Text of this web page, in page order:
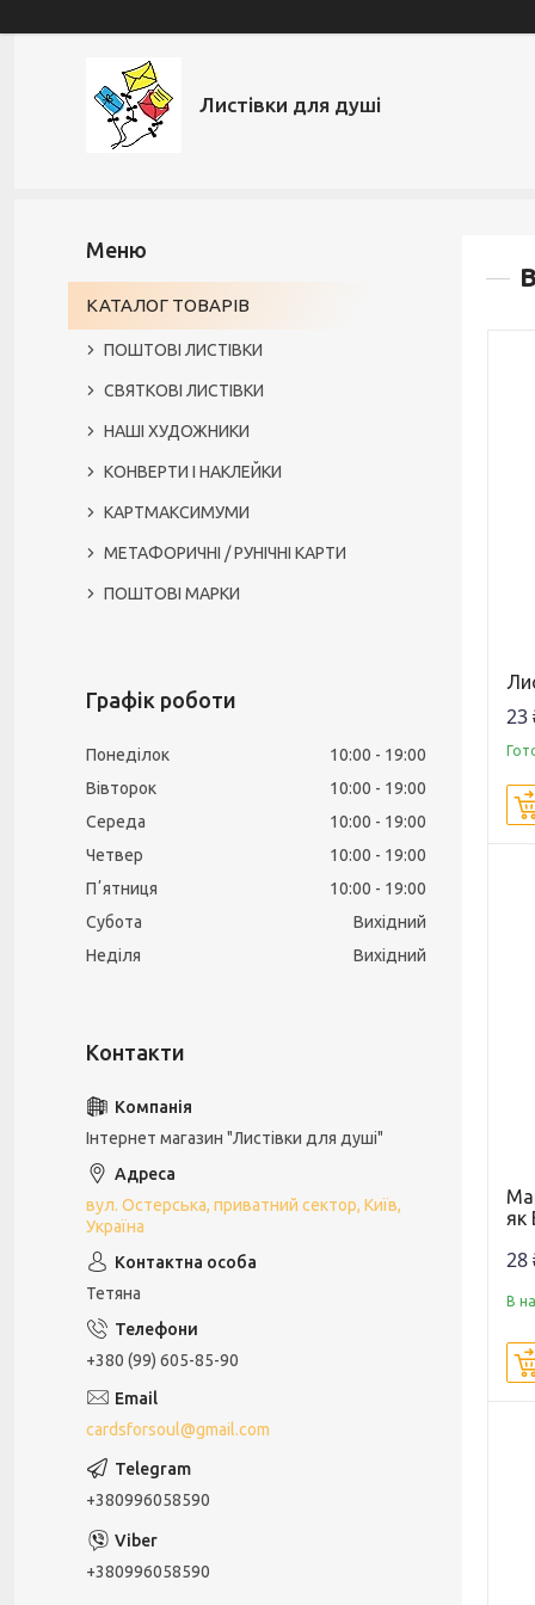
Листівки для душі
23
як
28
В
КАТАЛОГ ТОВАРІВ
ПОШТОВІ ЛИСТІВКИ
СВЯТКОВІ ЛИСТІВКИ
НАШІ ХУДОЖНИКИ
КОНВЕРТИ І НАКЛЕЙКИ
КАРТМАКСИМУМИ
МЕТАФОРИЧНІ / РУНІЧНІ КАРТИ
ПОШТОВІ МАРКИ
Графік роботи
Понеділок 10:00
19:00
Вівторок
10:00
19:00
Середа
10:00
19:00
Четвер
10:00
19:00
Пʼятниця
10:00
19:00
Субота
Вихідний
Неділя
Вихідний
Інтернет магазин "Листівки для душі"
вул. Остерська, приватний сектор, Київ,
Україна
Тетяна
+380 (99) 605-85-90
cardsforsoul@gmail.com
+380996058590
+380996058590